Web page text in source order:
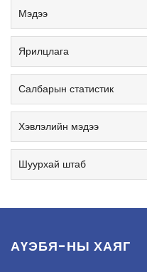
Мэдээ
Ярилцлага
Салбарын статистик
Хэвлэлийн мэдээ
Шуурхай штаб
АҮЭБЯ-НЫ ХАЯГ